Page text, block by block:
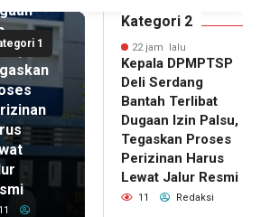
1
11
Kategori 2
22 jam lalu
Kepala DPMPTSP
Deli Serdang
Bantah Terlibat
Dugaan Izin Palsu,
Tegaskan Proses
Perizinan Harus
Lewat Jalur Resmi
11 Redaksi